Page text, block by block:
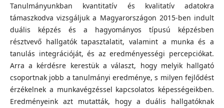
Tanulmányunkban kvantitatív és kvalitatív adatokra
támaszkodva vizsgáljuk a Magyarországon 2015-ben indult
duális képzés és a hagyományos típusú képzésben
résztvevő hallgatók tapasztalatit, valamint a munka és a
tanulás integrációját, és az eredményességi percepciókat.
Arra a kérdésre kerestük a választ, hogy melyik hallgató
csoportnak jobb a tanulmányi eredménye, s milyen fejlődést
érzékelnek a munkavégzéssel kapcsolatos képességeikben.
Eredményeink azt mutatták, hogy a duális hallgatóknak